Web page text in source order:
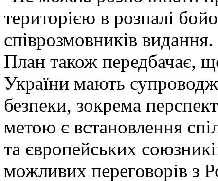
територією в розпалі
співрозмовників видання.
План також передбачає,
України мають
безпеки, зокрема
метою є встановлення
та європейських
можливих переговорів з